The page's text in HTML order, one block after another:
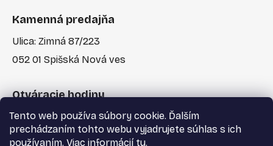
Tento web používa súbory cookie. Ďalším
prechádzaním tohto webu vyjadrujete súhlas s ich
používaním. Viac informácií tu.
Kamenná predajňa
Ulica: Zimná 87/223
052 01 Spišská Nová ves
Otváracie hodiny
Po-Pia: 7:30 - 17:00